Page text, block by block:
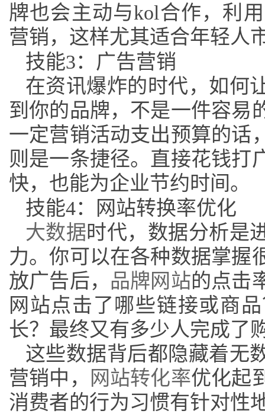
牌也会主动与kol合作，利
营销，这样尤其适合年轻人
技能3：广告营销
在资讯爆炸的时代，如何
到你的品牌，不是一件容易
一定营销活动支出预算的话
则是一条捷径。直接花钱打
快，也能为企业节约时间。
技能4：网站转换率优化
大数据时代，数据分析是
力。你可以在各种数据掌握
放广告后， 品牌网站的点击
网站点击了哪些链接或商
长？最终又有多少人完成了
这些数据背后都隐藏着无
营销中，
网站转化率优化起
消费者的行为习惯有针对性